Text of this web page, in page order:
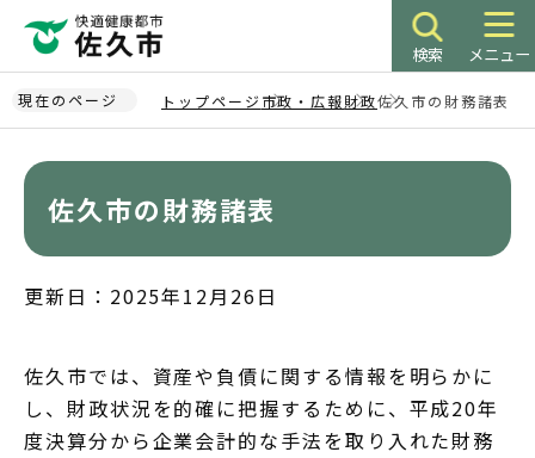
ペ
ー
ジ
検索 メニュー
現在のページ トップページ 市政・広報財政佐久市の財務諸表
佐久市の財務諸表
更新日：2025年12月26日
佐久市では、資産や負債に関する情報を明らかに
し、財政状況を的確に把握するために、平成20年
度決算分から企業会計的な手法を取り入れた財務